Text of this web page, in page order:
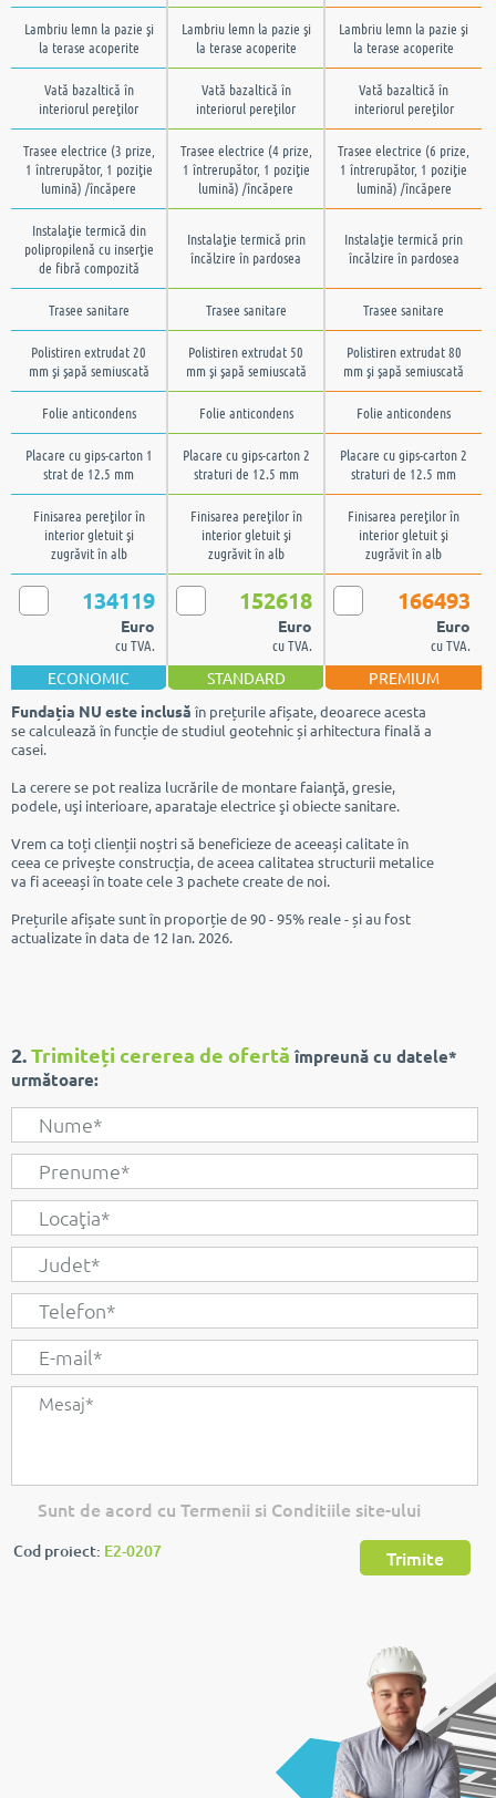
Lambriu lemn la pazie şi
la terase acoperite
Lambriu lemn la pazie şi
la terase acoperite
Lambriu lemn la pazie şi
la terase acoperite
Vată bazaltică în
interiorul pereţilor
Vată bazaltică în
interiorul pereţilor
Vată bazaltică în
interiorul pereţilor
Trasee electrice (3 prize,
1 întrerupător, 1 poziţie
lumină) /încăpere
Trasee electrice (4 prize,
1 întrerupător, 1 poziţie
lumină) /încăpere
Trasee electrice (6 prize,
1 întrerupător, 1 poziţie
lumină) /încăpere
Instalaţie termică din
polipropilenă cu inserţie
de fibră compozită
Instalaţie termică prin
încălzire în pardosea
Instalaţie termică prin
încălzire în pardosea
Trasee sanitare Trasee sanitare Trasee sanitare
Polistiren extrudat 20
mm şi şapă semiuscată
Polistiren extrudat 50
mm şi şapă semiuscată
Polistiren extrudat 80
mm şi şapă semiuscată
Folie anticondens Folie anticondens Folie anticondens
Placare cu gips-carton 1
strat de 12.5 mm
Placare cu gips-carton 2
straturi de 12.5 mm
Placare cu gips-carton 2
straturi de 12.5 mm
Finisarea pereţilor în
interior gletuit şi
zugrăvit în alb
Finisarea pereţilor în
interior gletuit şi
zugrăvit în alb
Finisarea pereţilor în
interior gletuit şi
zugrăvit în alb
134119
Euro
cu TVA.
152618
Euro
cu TVA.
166493
Euro
cu TVA.
ECONOMIC STANDARD
PREMIUM
Fundația NU este inclusă în prețurile afișate, deoarece acesta
se calculează în funcție de studiul geotehnic și arhitectura finală a
casei.
La cerere se pot realiza lucrările de montare faianţă, gresie,
podele, uşi interioare, aparataje electrice şi obiecte sanitare.
Vrem ca toți clienții noștri să beneficieze de aceeași calitate în
ceea ce privește construcția, de aceea calitatea structurii metalice
va fi aceeași în toate cele 3 pachete create de noi.
Prețurile afișate sunt în proporție de 90 - 95% reale - și au fost
actualizate în data de 12 Ian. 2026.
2.Trimiteți cererea de ofertă împreună cu datele*
următoare:
Sunt de acord cu Termenii si Conditiile site-ului
Cod proiect: E2-0207 Trimite